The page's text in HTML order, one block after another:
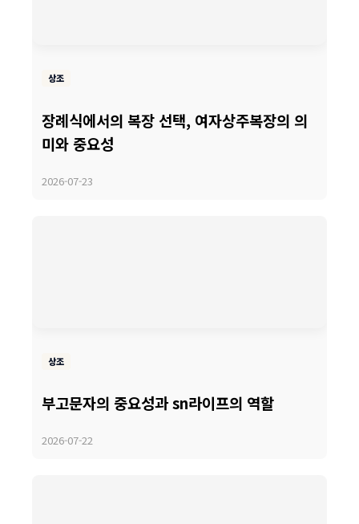
상조
장례식에서의 복장 선택, 여자상주복장의 의
미와 중요성
2026-07-23
상조
부고문자의 중요성과 sn라이프의 역할
2026-07-22